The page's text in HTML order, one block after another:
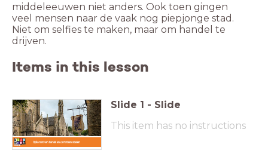
middeleeuwen niet anders. Ook toen gingen
veel mensen naar de vaak nog piepjonge stad.
Niet om selfies te maken, maar om handel te
drijven.
Items in this lesson
. Opkomst van handel en ontstaan steden
Slide 1 - Slide
This item has no instructions